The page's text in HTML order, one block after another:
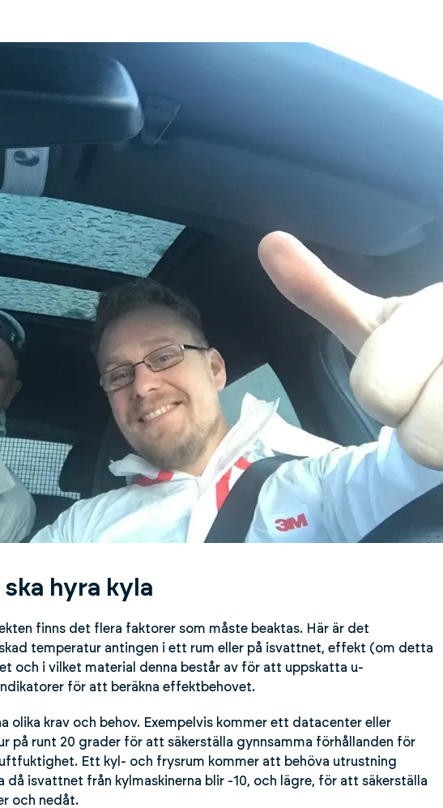
hyra kyla
finns det flera faktorer som måste beaktas. Här är det
temperatur antingen i ett rum eller på isvattnet, effekt (om detta
och i vilket material denna består av för att uppskatta u-
för att beräkna effektbehovet.
olika krav och behov. Exempelvis kommer ett datacenter eller
på runt 20 grader för att säkerställa gynnsamma förhållanden för
Ett kyl- och frysrum kommer att behöva utrustning
då isvattnet från kylmaskinerna blir -10, och lägre, för att säkerställa
och nedåt.